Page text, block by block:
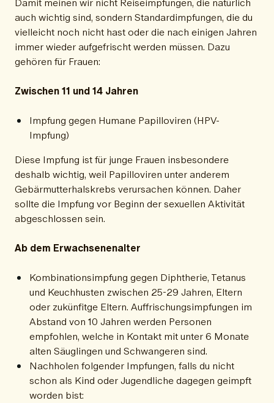
auch wichtig sind, sondern Standardimpfungen, die du
vielleicht noch nicht hast oder die nach einigen Jahren
immer wieder aufgefrischt werden müssen. Dazu
gehören für Frauen:
Zwischen 11 und 14 Jahren
Impfung gegen Humane Papilloviren (HPV-
Impfung)
Diese Impfung ist für junge Frauen insbesondere
deshalb wichtig, weil Papilloviren unter anderem
Gebärmutterhalskrebs verursachen können. Daher
sollte die Impfung vor Beginn der sexuellen Aktivität
abgeschlossen sein.
Ab dem Erwachsenenalter
Kombinationsimpfung gegen Diphtherie, Tetanus
und Keuchhusten zwischen 25-29 Jahren, Eltern
oder zukünfitge Eltern. Auffrischungsimpfungen im
Abstand von 10 Jahren werden Personen
empfohlen, welche in Kontakt mit unter 6 Monate
alten Säuglingen und Schwangeren sind.
Nachholen folgender Impfungen, falls du nicht
schon als Kind oder Jugendliche dagegen geimpft
worden bist: